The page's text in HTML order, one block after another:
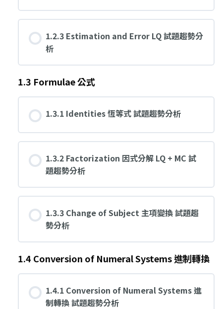
1.2.3 Estimation and Error LQ 試題趨勢分
析
1.3 Formulae 公式
1.3.1 Identities 恆等式 試題趨勢分析
1.3.2 Factorization 因式分解 LQ + MC 試
題趨勢分析
1.3.3 Change of Subject 主項變換 試題趨
勢分析
1.4 Conversion of Numeral Systems 進制轉換
1.4.1 Conversion of Numeral Systems 進
制轉換 試題趨勢分析